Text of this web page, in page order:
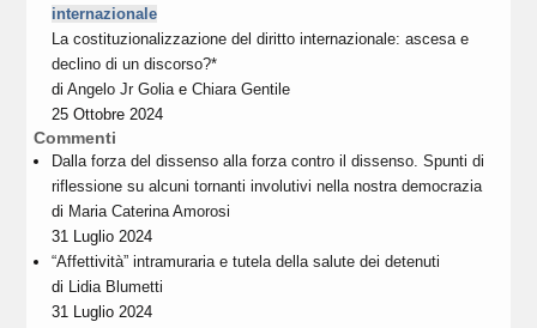
internazionale
La costituzionalizzazione del diritto internazionale: ascesa e
declino di un discorso?*
diAngelo Jr GoliaeChiara Gentile
25 Ottobre 2024
Commenti
Dalla forza del dissenso alla forza contro il dissenso. Spunti di
riflessione su alcuni tornanti involutivi nella nostra democrazia
di Maria Caterina Amorosi
31 Luglio 2024
“Affettività” intramuraria e tutela della salute dei detenuti
di Lidia Blumetti
31 Luglio 2024